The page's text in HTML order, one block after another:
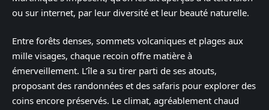
ou sur internet, par leur diversité et leur beauté naturelle.
Entre forêts denses, sommets volcaniques et plages aux
mille visages, chaque recoin offre matière à
émerveillement. L’île a su tirer parti de ses atouts,
proposant des randonnées et des safaris pour explorer des
coins encore préservés. Le climat, agréablement chaud